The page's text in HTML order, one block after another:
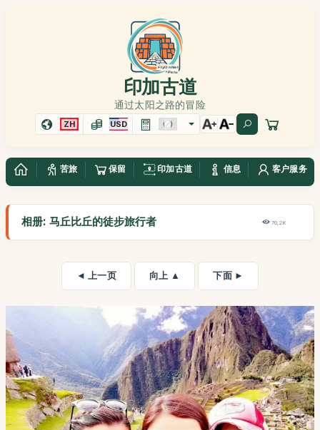
印加古道
通过太阳之路的冒险
ZH USD
苦旅 保留 印加古道 信息 客户服务
相册: 马丘比丘的徒步旅行者 70,2K
◄ 上一页 向上 ▲ 下面 ►